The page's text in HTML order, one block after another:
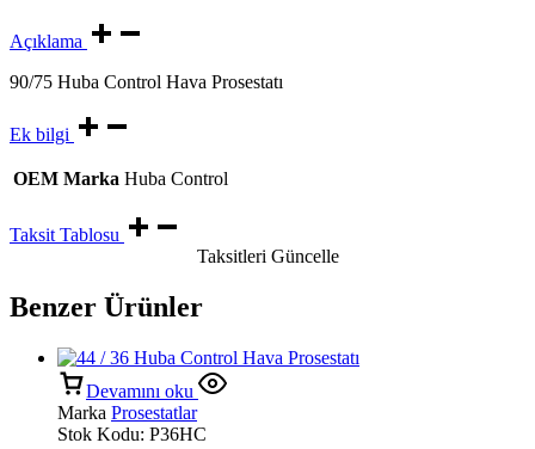
Açıklama
90/75 Huba Control Hava Prosestatı
Ek bilgi
OEM Marka Huba Control
Taksit Tablosu
Taksitleri Güncelle
Benzer Ürünler
Devamını oku
Marka Prosestatlar
Stok Kodu: P36HC